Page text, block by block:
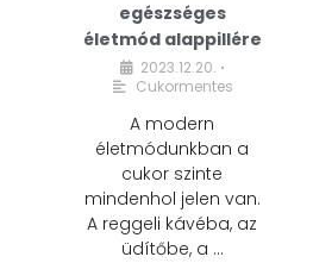
egészséges
életmód alappillére
2023.12.20. •
Cukormentes
A modern
életmódunkban a
cukor szinte
mindenhol jelen van.
A reggeli kávéba, az
üdítőbe, a …